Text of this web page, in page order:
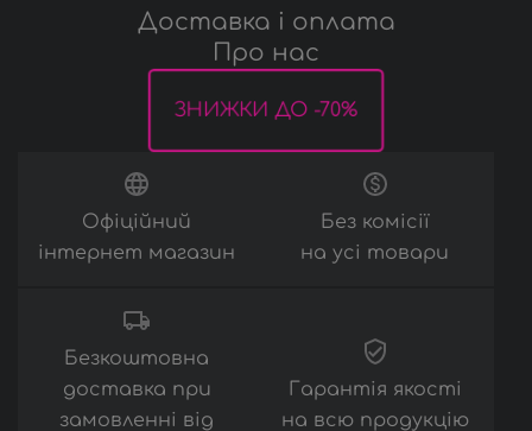
Доставка і оплата
Про нас
ЗНИЖКИ ДО -70%
Офіційний
інтернет магазин
Без комісії
на усі товари
Безкоштовна
доставка при
замовленні від
Гарантія якості
на всю продукцію